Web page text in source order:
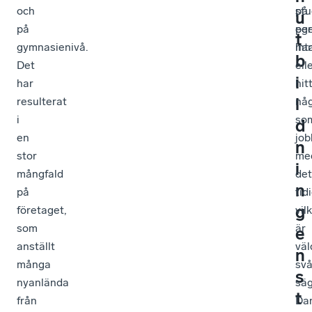
och
på
gymnasienivå.
Det
har
resulterat
i
en
stor
mångfald
på
företaget,
som
anställt
många
nyanlända
från
u
t
b
i
l
d
n
i
n
g
e
n
s
t
per
på
det
är